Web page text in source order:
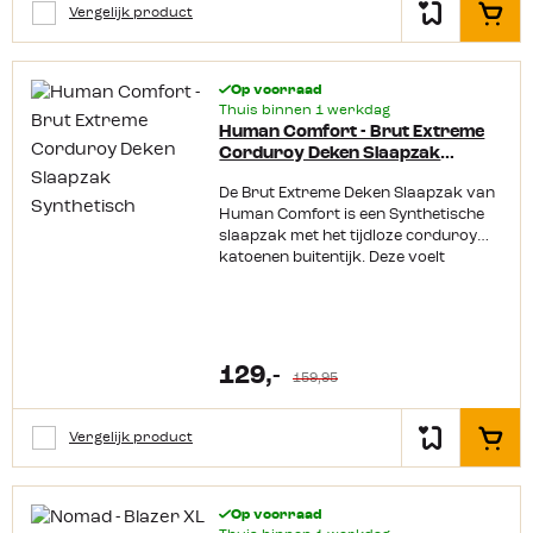
Vergelijk product In het
Op voorraad
Thuis binnen 1 werkdag
Human Comfort - Brut Extreme
Corduroy Deken Slaapzak
De Brut Extreme Deken Slaapzak van
Human Comfort is een Synthetische
slaapzak met het tijdloze corduroy
katoenen buitentijk. Deze voelt
clustersoft vulling (synthetisch dons)
zal je goed verwarmen tijdens de wat
koudere nachten. De slaapzak is ook
eenvoudig te koppelen of gewoon als
deken te gebruiken. Kortom lekker
slapen! Productkenmerken: Dubbele
129,- 159,95
Vergelijk product In het
Op voorraad